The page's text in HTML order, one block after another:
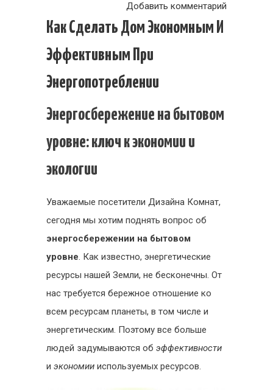
Добавить комментарий
Как Сделать Дом Экономным И
Эффективным При
Энергопотреблении
Энергосбережение на бытовом
уровне: ключ к экономии и
экологии
Уважаемые посетители Дизайна Комнат,
сегодня мы хотим поднять вопрос об
энергосбережении на бытовом
уровне. Как известно, энергетические
ресурсы нашей Земли, не бесконечны. От
нас требуется бережное отношение ко
всем ресурсам планеты, в том числе и
энергетическим. Поэтому все больше
людей задумываются об эффективности
и экономиииспользуемых ресурсов.